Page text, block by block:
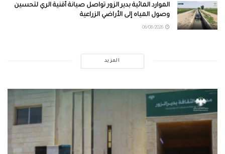
الموارد المائية بدير الزور تواصل صيانة أقنية الري لتحسين
وصول المياه إلى الأراضي الزراعية
المزيد